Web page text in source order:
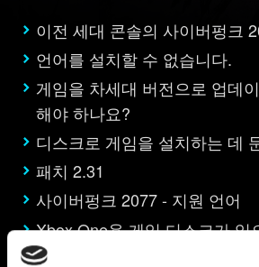
이전 세대 콘솔의 사이버펑크
언어를 설치할 수 없습니다.
게임을 차세대 버전으로 업데
해야 하나요?
디스크로 게임을 설치하는 데
패치 2.31
사이버펑크 2077 - 지원 언어
Xbox One용 게임 디스크가 있
S에서 차세대 업데이트를 이